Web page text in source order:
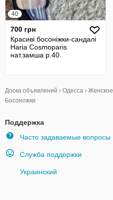
40
700 грн
Красиві босоніжки-сандалі
Haria Cosmoparis
нат.замша р.40.
Доска объявлений › Одесса › Женское
Босоножки
Поддержка
Часто задаваемые вопросы
Служба поддержки
Украинский